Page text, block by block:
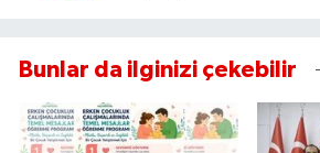
Bunlar da ilginizi çekebilir